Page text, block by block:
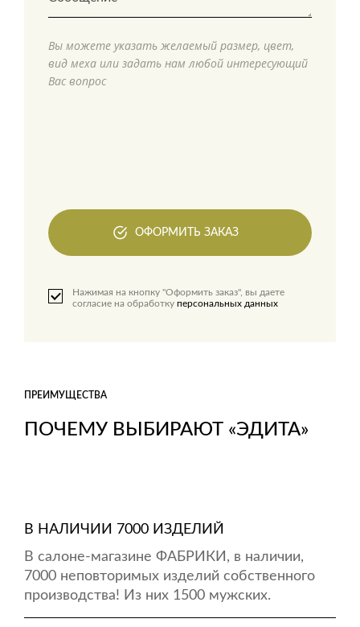
Вы можете указать желаемый размер, цвет,
вид меха или задать нам любой интересующий
Вас вопрос
ОФОРМИТЬ ЗАКАЗ
Нажимая на кнопку "Оформить заказ", вы даете
согласие на обработку персональных данных
ПОЧЕМУ ВЫБИРАЮТ «ЭДИТА»
ПРЕИМУЩЕСТВА
В НАЛИЧИИ 7000 ИЗДЕЛИЙ
В салоне-магазине ФАБРИКИ, в наличии,
7000 неповторимых изделий собственного
производства! Из них 1500 мужских.